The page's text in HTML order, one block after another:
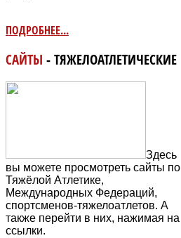
ПОДРОБНЕЕ...
САЙТЫ - ТЯЖЕЛОАТЛЕТИЧЕСКИЕ
Здесь
вы можете просмотреть сайты по
Тяжёлой Атлетике,
Международных Федераций,
спортсменов-тяжелоатлетов. А
также перейти в них, нажимая на
ссылки.